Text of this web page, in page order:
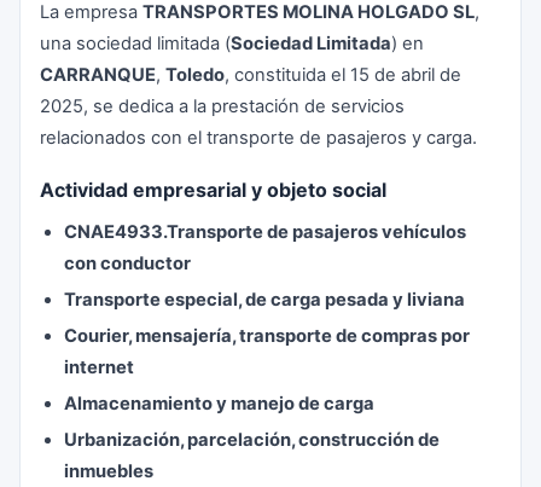
La empresa TRANSPORTES MOLINA HOLGADO SL,
una sociedad limitada (Sociedad Limitada) en
CARRANQUE, Toledo, constituida el 15 de abril de
2025, se dedica a la prestación de servicios
relacionados con el transporte de pasajeros y carga.
Actividad empresarial y objeto social
CNAE4933.Transporte de pasajeros vehículos
con conductor
Transporte especial, de carga pesada y liviana
Courier, mensajería, transporte de compras por
internet
Almacenamiento y manejo de carga
Urbanización, parcelación, construcción de
inmuebles